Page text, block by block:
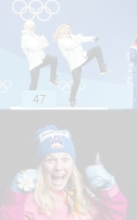
47